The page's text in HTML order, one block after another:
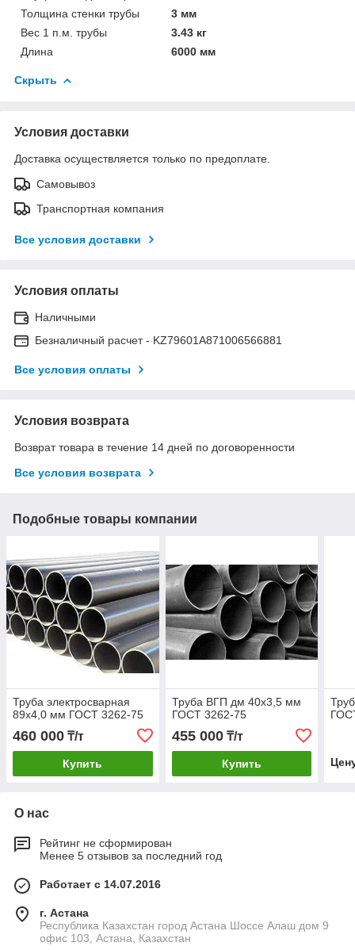
Толщина стенки трубы
3 мм
Вес 1 п.м. трубы
3.43 кг
Длина
6000 мм
Скрыть
Условия доставки
Доставка осуществляется только по предоплате.
Самовывоз
Транспортная компания
Все условия доставки
Условия оплаты
Наличными
Безналичный расчет - KZ79601A871006566881
Все условия оплаты
Условия возврата
Возврат товара в течение 14 дней по договоренности
Все условия возврата
Подобные товары компании
Труба электросварная
89х4,0 мм ГОСТ 3262-75
460 000 ₸/т
Купить
Труба ВГП дм 40х3,5 мм
ГОСТ 3262-75
455 000₸/т
Купить
О нас
Рейтинг не сформирован
Менее 5 отзывов за последний год
Работает с 14.07.2016
г. Астана
Республика Казахстан город Астана Шоссе Алаш дом 9
офис 103, Астана, Казахстан